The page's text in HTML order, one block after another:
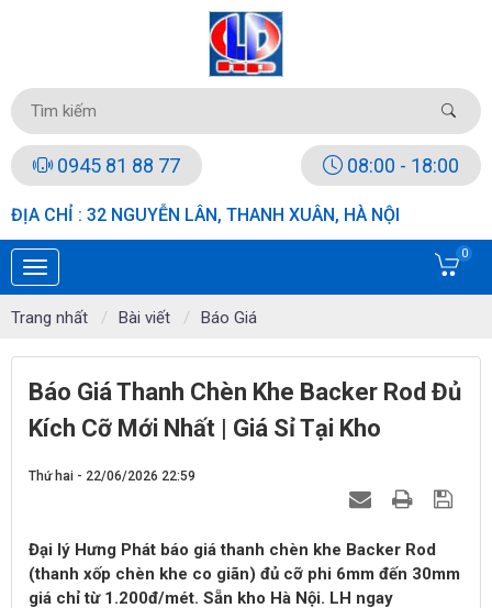
0945 81 88 77 08:00 - 18:00
ĐỊA CHỈ : 32 NGUYỄN LÂN, THANH XUÂN, HÀ NỘI
0
Trang nhất Bài viết Báo Giá
Báo Giá Thanh Chèn Khe Backer Rod Đủ
Kích Cỡ Mới Nhất | Giá Sỉ Tại Kho
Thứ hai - 22/06/2026 22:59
Đại lý Hưng Phát báo giá thanh chèn khe Backer Rod
(thanh xốp chèn khe co giãn) đủ cỡ phi 6mm đến 30mm
giá chỉ từ 1.200đ/mét. Sẵn kho Hà Nội. LH ngay